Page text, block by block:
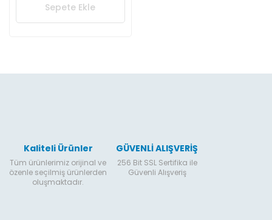
Sepete Ekle
Kaliteli Ürünler
Tüm ürünlerimiz orijinal ve
özenle seçilmiş ürünlerden
oluşmaktadır.
GÜVENLİ ALIŞVERİŞ
256 Bit SSL Sertifika ile
Güvenli Alışveriş